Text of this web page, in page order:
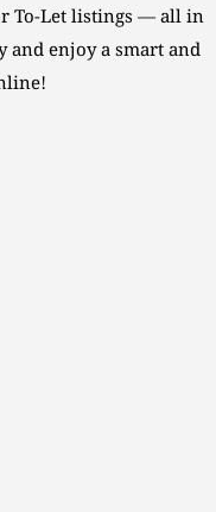
To-Let listings — all in
and enjoy a smart and